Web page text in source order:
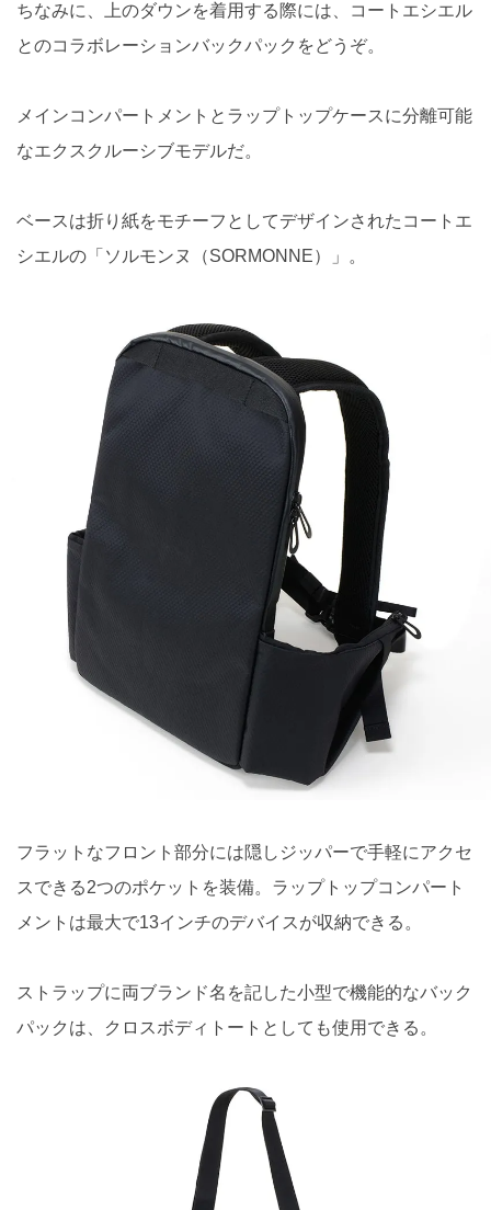
ちなみに、上のダウンを着用する際には、コートエシエル
とのコラボレーションバックパックをどうぞ。
メインコンパートメントとラップトップケースに分離可能
なエクスクルーシブモデルだ。
ベースは折り紙をモチーフとしてデザインされたコートエ
シエルの「ソルモンヌ（SORMONNE）」。
フラットなフロント部分には隠しジッパーで手軽にアクセ
スできる2つのポケットを装備。ラップトップコンパート
メントは最大で13インチのデバイスが収納できる。
ストラップに両ブランド名を記した小型で機能的なバック
パックは、クロスボディトートとしても使用できる。